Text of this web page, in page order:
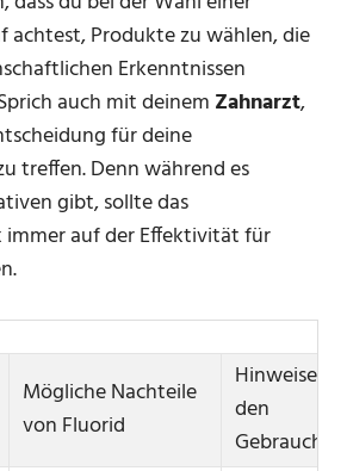
Produkte zu wählen, die
Erkenntnissen
auch mit deinem Zahnarzt,
für deine
treffen. Denn während es
gibt, sollte das
auf der Effektivität für
Mögliche Nachteile
von Fluorid
Hinweise für
den
Gebrauch